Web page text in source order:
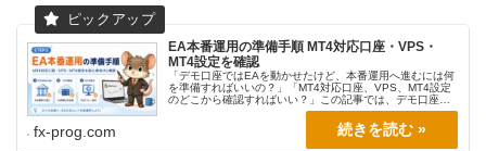
EA本番運用の準備手順 MT4対応口座・VPS・
MT4設定を確認
「デモ口座ではEAを動かせたけど、本番運用へ進むには何
を準備すればいいの？」「MT4対応口座、VPS、MT4設定
のどこから確認すればいい？」この記事では、デモ口座で
EAの動作を確認した方が、本番運用へ進む前に整えておき
fx-prog.com